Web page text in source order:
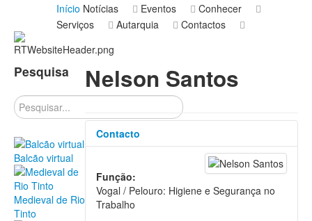
Início Notícias Eventos
Conhecer
Serviços
Autarquia Contactos
Pesquisa
Pesquisar
Balcão virtual
Medieval de Rio
Tinto
Nelson Santos
Contacto
Função:
Vogal / Pelouro: Higiene e Segurança no
Trabalho